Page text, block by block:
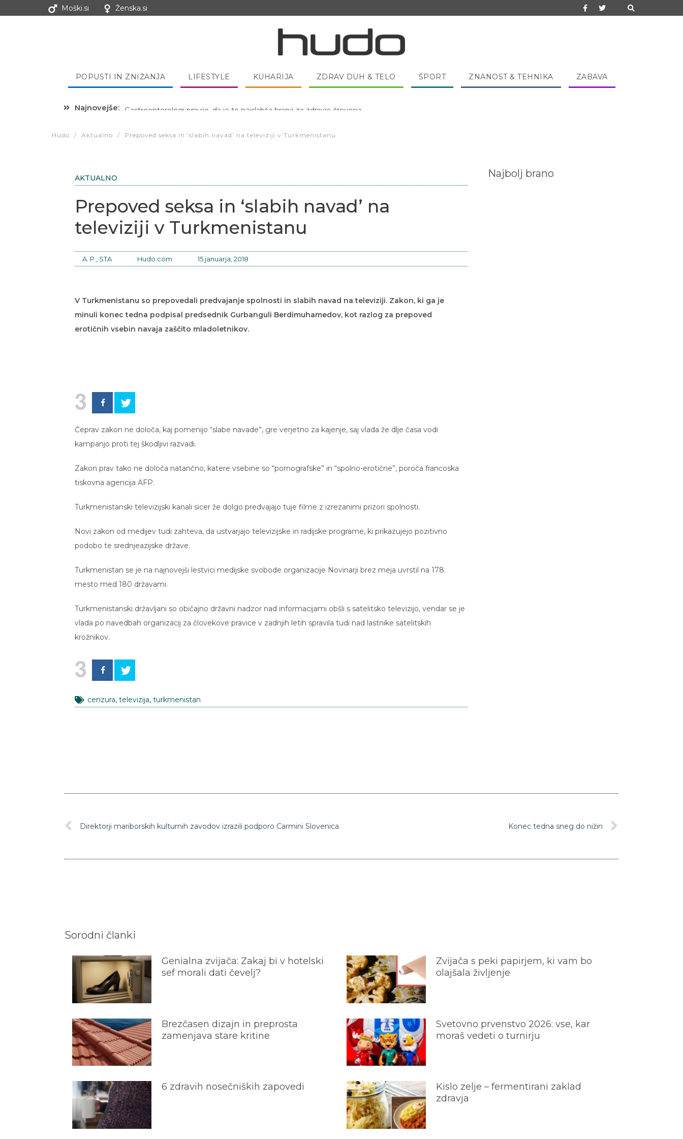
Moški.si Ženska.si
POPUSTI IN ZNIŽANJA LIFESTYLE KUHARIJA ZDRAV DUH & TELO ŠPORT ZNANOST & TEHNIKA ZABAVA
Najnovejše: Hibernacijska dieta: Zakaj je pred spanjem dobro pojesti žlico medu?
Hudo / Aktualno / Prepoved seksa in ‘slabih navad’ na televiziji v Turkmenistanu
AKTUALNO
Prepoved seksa in ‘slabih navad’ na
televiziji v Turkmenistanu
A. P., STA Hudo.com 15 januarja, 2018
V Turkmenistanu so prepovedali predvajanje spolnosti in slabih navad na televiziji. Zakon, ki ga je
minuli konec tedna podpisal predsednik Gurbanguli Berdimuhamedov, kot razlog za prepoved
erotičnih vsebin navaja zaščito mladoletnikov.
3
Čeprav zakon ne določa, kaj pomenijo “slabe navade”, gre verjetno za kajenje, saj vlada že dlje časa vodi
kampanjo proti tej škodljivi razvadi.
Zakon prav tako ne določa natančno, katere vsebine so “pornografske” in “spolno-erotične”, poroča francoska
tiskovna agencija AFP.
Turkmenistanski televizijski kanali sicer že dolgo predvajajo tuje filme z izrezanimi prizori spolnosti.
Novi zakon od medijev tudi zahteva, da ustvarjajo televizijske in radijske programe, ki prikazujejo pozitivno
podobo te srednjeazijske države.
Turkmenistan se je na najnovejši lestvici medijske svobode organizacije Novinarji brez meja uvrstil na 178.
mesto med 180 državami.
Turkmenistanski državljani so običajno državni nadzor nad informacijami obšli s satelitsko televizijo, vendar se je
vlada po navedbah organizacij za človekove pravice v zadnjih letih spravila tudi nad lastnike satelitskih
krožnikov.
3
cenzura, televizija, turkmenistan
Najbolj brano
Direktorji mariborskih kulturnih zavodov izrazili podporo Carmini Slovenica Konec tedna sneg do nižin
Sorodni članki
Genialna zvijača: Zakaj bi v hotelski
sef morali dati čevelj?
Zvijača s peki papirjem, ki vam bo
olajšala življenje
Brezčasen dizajn in preprosta
zamenjava stare kritine
Svetovno prvenstvo 2026: vse, kar
moraš vedeti o turnirju
6 zdravih nosečniških zapovedi
Kislo zelje – fermentirani zaklad
zdravja